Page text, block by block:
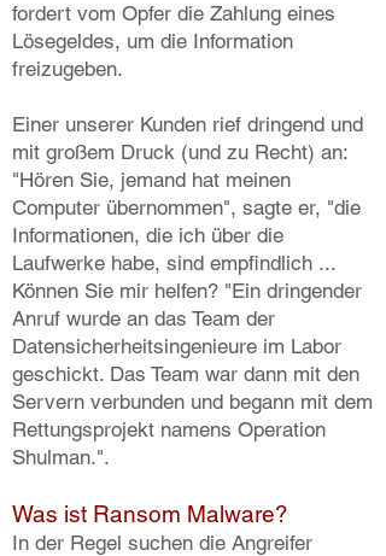
fordert vom Opfer die Zahlung eines
Lösegeldes, um die Information
freizugeben.
Einer unserer Kunden rief dringend und
mit großem Druck (und zu Recht) an:
"Hören Sie, jemand hat meinen
Computer übernommen", sagte er, "die
Informationen, die ich über die
Laufwerke habe, sind empfindlich ...
Können Sie mir helfen? "Ein dringender
Anruf wurde an das Team der
Datensicherheitsingenieure im Labor
geschickt. Das Team war dann mit den
Servern verbunden und begann mit dem
Rettungsprojekt namens Operation
Shulman.".
Was ist Ransom Malware?
In der Regel suchen die Angreifer